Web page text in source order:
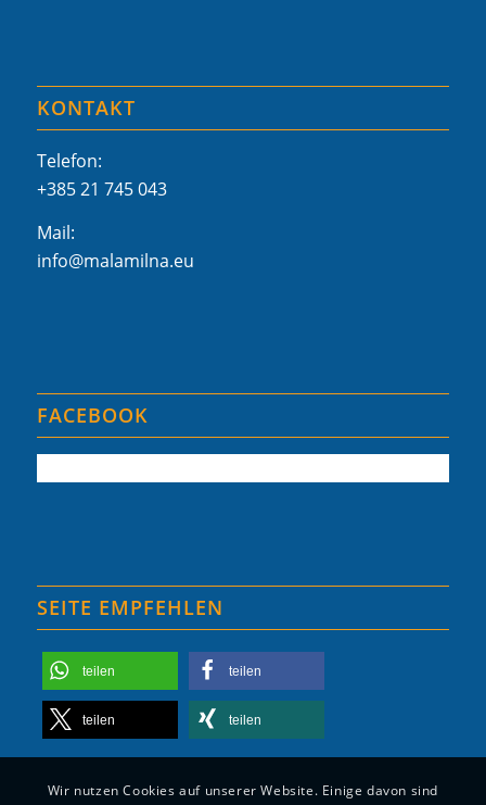
KONTAKT
Telefon:
+385 21 745 043
Mail:
info@malamilna.eu
FACEBOOK
SEITE EMPFEHLEN
teilen teilen
teilen teilen
Wir nutzen Cookies auf unserer Website. Einige davon sind